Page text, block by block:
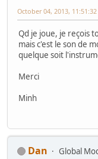
October 04, 2013, 11:51:32
Qd je joue, je reçois
mais c'est le son de
quelque soit
Merci
Minh
Dan Global